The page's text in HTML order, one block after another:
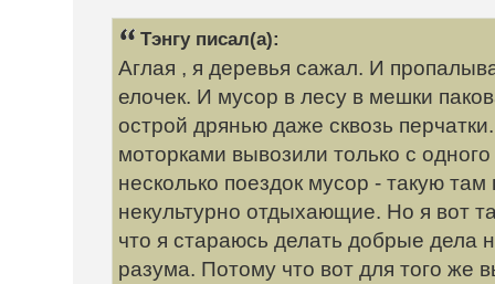
Тэнгу писал(а):
Аглая , я деревья сажал. И
елочек. И мусор в лесу в мешки
острой дрянью даже сквозь
моторками вывозили только с
несколько поездок мусор - такую
некультурно отдыхающие. Но я вот
что я стараюсь делать добрые дела
разума. Потому что вот для того же